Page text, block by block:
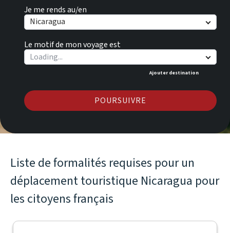
Je me rends au/en
Nicaragua
Le motif de mon voyage est
Ajouter destination
POURSUIVRE
Liste de formalités requises pour un
déplacement touristique Nicaragua pour
les citoyens français